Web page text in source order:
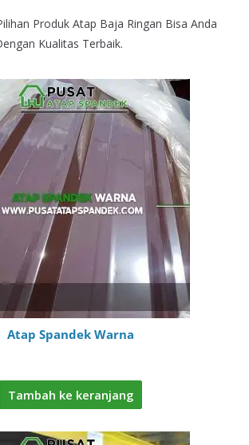
Produk Atap Baja Ringan Bisa Anda
Kualitas Terbaik.
Atap Spandek Warna
Tambah ke keranjang